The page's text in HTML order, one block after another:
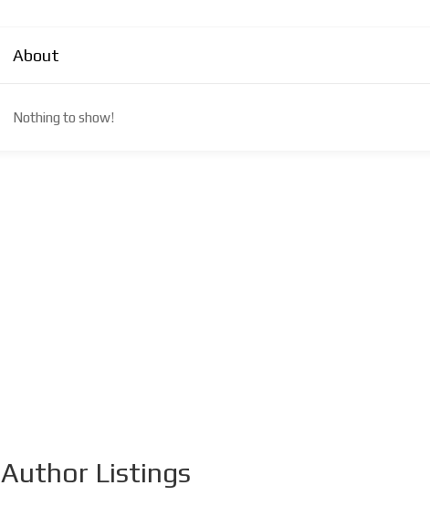
About
Nothing to show!
Author Listings